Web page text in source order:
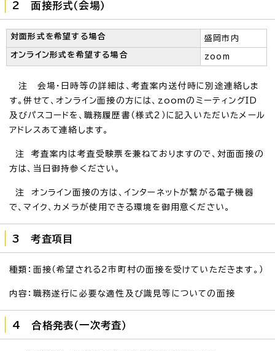
2 面接形式（会場）
対面形式を希望する場合 盛岡市内
オンライン形式を希望する場合 zoom
注 会場・日時等の詳細は、考査案内送付時に別途連絡しま
す。併せて、オンライン面接の方には、zoomのミーティングID
及びパスコードを、職務履歴書（様式2）に記入いただいたメール
アドレスあて連絡します。
注 考査案内は考査受験票を兼ねておりますので、対面面接の
方は、当日御持参ください。
注 オンライン面接の方は、インターネットが繋がる電子機器
で、マイク、カメラが使用できる環境を御用意ください。
3 考査項目
種類：面接（希望される2市町村の面接を受けていただきます。）
内容：職務遂行に必要な適性及び識見等についての面接
4 合格発表（一次考査）